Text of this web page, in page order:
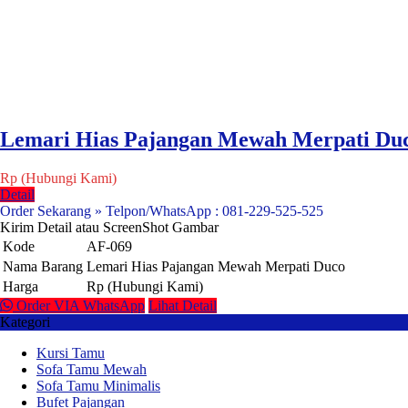
Lemari Hias Pajangan Mewah Merpati
Rp (Hubungi Kami)
Detail
Order Sekarang » Telpon/WhatsApp : 081-229-525-525
Kirim Detail atau ScreenShot Gambar
Kode
AF-069
Nama Barang Lemari Hias Pajangan Mewah Merpati Duco
Harga
Rp (Hubungi Kami)
Order VIA WhatsApp Lihat Detail
Kategori
Kursi Tamu
Sofa Tamu Mewah
Sofa Tamu Minimalis
Bufet Pajangan